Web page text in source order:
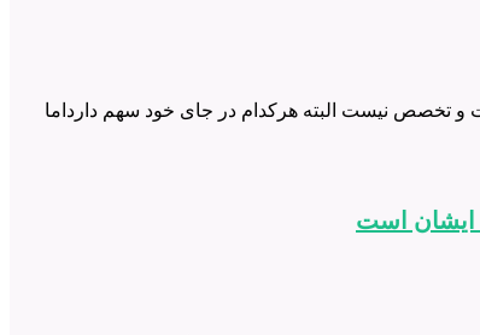
و تخصص نیست البته هرکدام در جای خود سهم دارداما
ایشان است